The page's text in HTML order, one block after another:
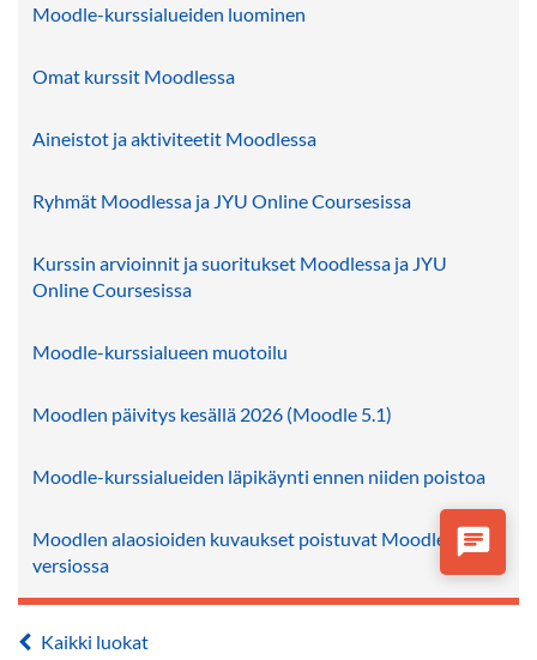
Moodle-kurssialueiden luominen
Omat kurssit Moodlessa
Aineistot ja aktiviteetit Moodlessa
Ryhmät Moodlessa ja JYU Online Coursesissa
Kurssin arvioinnit ja suoritukset Moodlessa ja JYU
Online Coursesissa
Moodle-kurssialueen muotoilu
Moodlen päivitys kesällä 2026 (Moodle 5.1)
Moodle-kurssialueiden läpikäynti ennen niiden poistoa
Moodlen alaosioiden kuvaukset poistuvat Moodlen 5.2
versiossa
Kaikki luokat